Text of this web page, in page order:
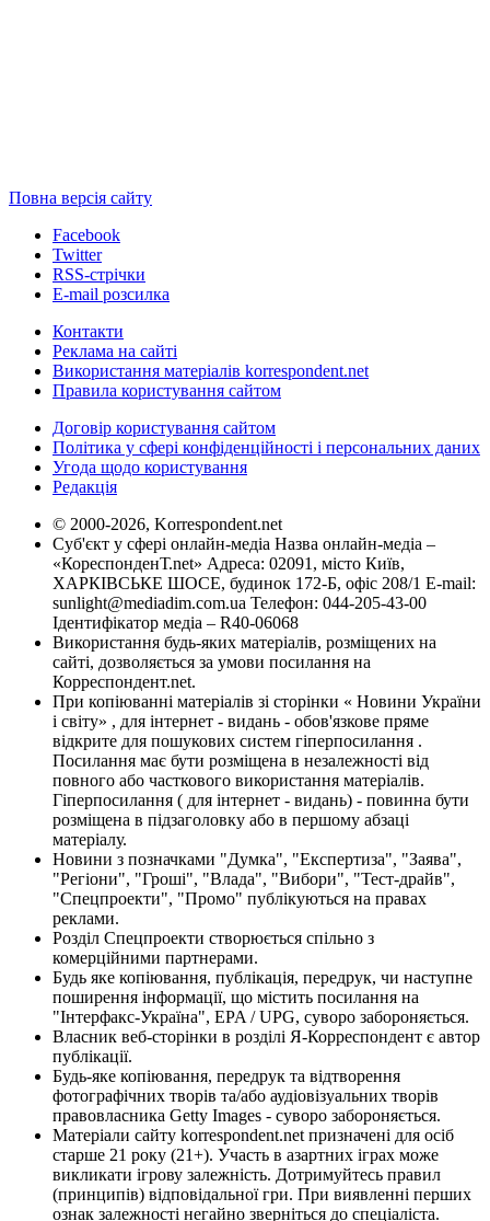
Повна версія сайту
Facebook
Twitter
RSS-стрічки
E-mail розсилка
Контакти
Реклама на сайті
Використання матеріалів korrespondent.net
Правила користування сайтом
Договір користування сайтом
Політика у сфері конфіденційності і персональних даних
Угода щодо користування
Редакція
© 2000-2026, Korrespondent.net
Суб'єкт у сфері онлайн-медіа Назва онлайн-медіа –
«КореспонденТ.net» Адреса: 02091, місто Київ,
ХАРКІВСЬКЕ ШОСЕ, будинок 172-Б, офіс 208/1 E-mail:
sunlight@mediadim.com.ua Телефон: 044-205-43-00
Ідентифікатор медіа – R40-06068
Використання будь-яких матеріалів, розміщених на
сайті, дозволяється за умови посилання на
Корреспондент.net.
При копіюванні матеріалів зі сторінки « Новини України
і світу» , для інтернет - видань - обов'язкове пряме
відкрите для пошукових систем гіперпосилання .
Посилання має бути розміщена в незалежності від
повного або часткового використання матеріалів.
Гіперпосилання ( для інтернет - видань) - повинна бути
розміщена в підзаголовку або в першому абзаці
матеріалу.
Новини з позначками "Думка", "Експертиза", "Заява",
"Регіони", "Гроші", "Влада", "Вибори", "Тест-драйв",
"Спецпроекти", "Промо" публікуються на правах
реклами.
Розділ Спецпроекти створюється спільно з
комерційними партнерами.
Будь яке копіювання, публікація, передрук, чи наступне
поширення інформації, що містить посилання на
"Інтерфакс-Україна", EPA / UPG, суворо забороняється.
Власник веб-сторінки в розділі Я-Корреспондент є автор
публікації.
Будь-яке копіювання, передрук та відтворення
фотографічних творів та/або аудіовізуальних творів
правовласника Getty Images - суворо забороняється.
Матеріали сайту korrespondent.net призначені для осіб
старше 21 року (21+). Участь в азартних іграх може
викликати ігрову залежність. Дотримуйтесь правил
(принципів) відповідальної гри. При виявленні перших
ознак залежності негайно зверніться до спеціаліста.